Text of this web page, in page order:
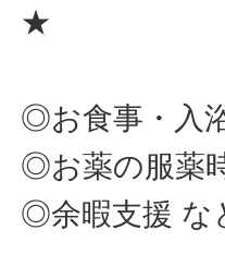
★
◎お食事・入
◎お薬の服薬
◎余暇支援